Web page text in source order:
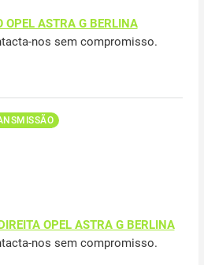
OPEL ASTRA G BERLINA
nos sem compromisso.
OPEL ASTRA G BERLINA
nos sem compromisso.